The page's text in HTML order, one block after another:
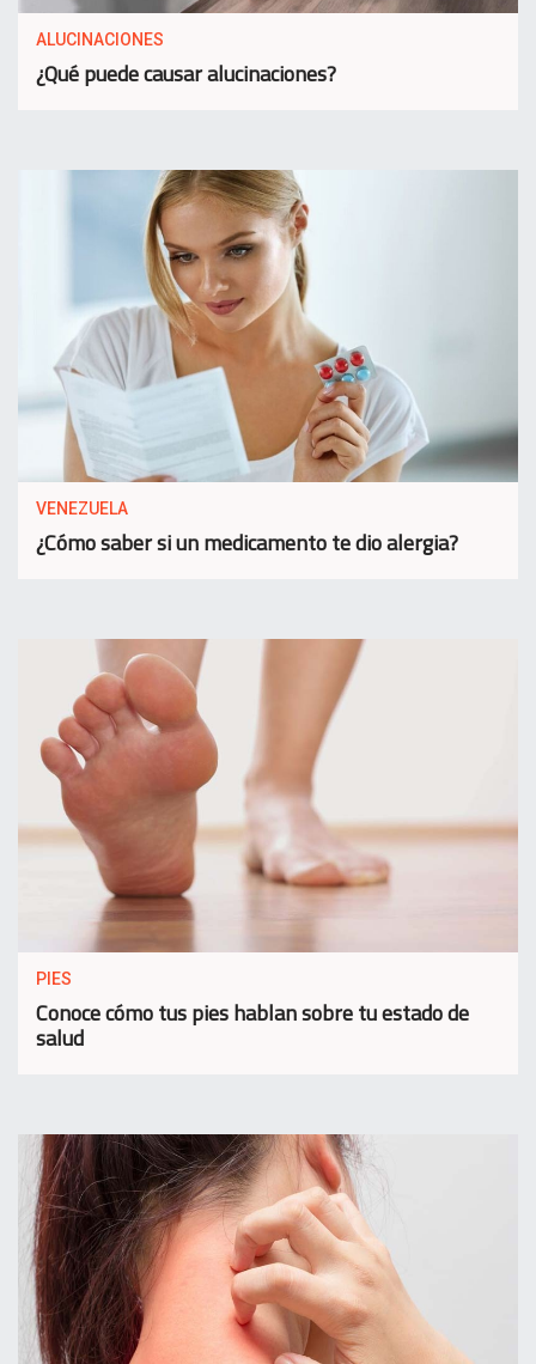
ALUCINACIONES
¿Qué puede causar alucinaciones?
VENEZUELA
¿Cómo saber si un medicamento te dio alergia?
PIES
Conoce cómo tus pies hablan sobre tu estado de
salud